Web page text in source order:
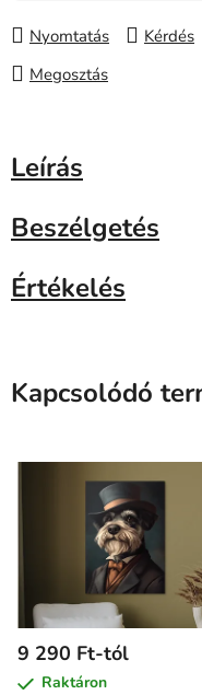
Nyomtatás Kérdés
Megosztás
Leírás
Beszélgetés
Értékelés
Kapcsolódó
9 290 Ft-tól
Raktáron